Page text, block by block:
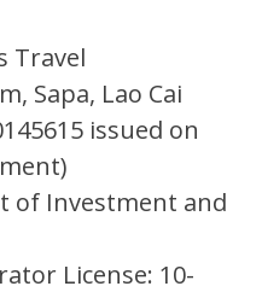
Travel
Sapa, Lao Cai
issued on
of Investment and
License: 10-